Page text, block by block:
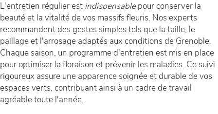
L'entretien régulier est indispensablepour conserver la
beauté et la vitalité de vos massifs fleuris. Nos experts
recommandent des gestes simples tels que la taille, le
paillage et l'arrosage adaptés aux conditions de Grenoble.
Chaque saison, un programme d'entretien est mis en place
pour optimiser la floraison et prévenir les maladies. Ce suivi
rigoureux assure une apparence soignée et durable de vos
espaces verts, contribuant ainsi à un cadre de travail
agréable toute l'année.